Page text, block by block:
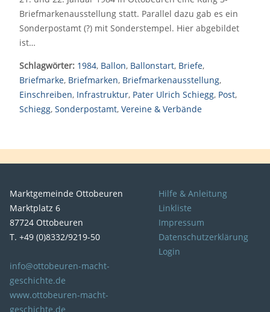
Briefmarkenausstellung statt. Parallel dazu gab es ein
Sonderpostamt (?) mit Sonderstempel. Hier abgebildet
ist…
Schlagwörter: 1984, Ballon, Ballonstart, Briefe,
Briefmarke, Briefmarken, Briefmarkenausstellung,
Einschreiben, Infrastruktur, Pater Ulrich Schiegg, Post,
Schiegg, Sonderpostamt, Vereine & Verbände
Marktgemeinde Ottobeuren
Marktplatz 6
87724 Ottobeuren
T. +49 (0)8332/9219-50
info@ottobeuren-macht-
geschichte.de
www.ottobeuren-macht-
geschichte.de
Hilfe & Anleitung
Linkliste
Impressum
Datenschutzerklärung
Login